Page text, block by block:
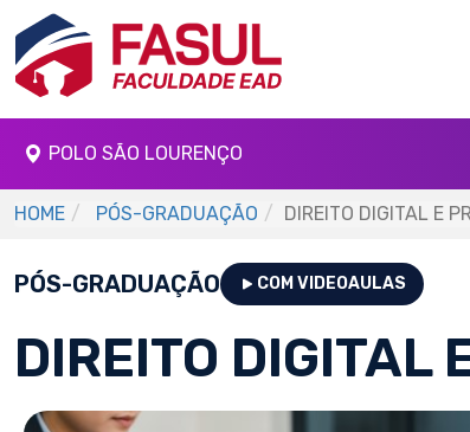
POLO SÃO LOURENÇO
HOME PÓS-GRADUAÇÃO DIREITO DIGITAL E
PÓS-GRADUAÇÃO COM VIDEOAULAS
DIREITO DIGITAL